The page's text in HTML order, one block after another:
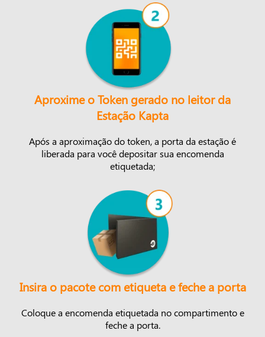
Aproxime o Token gerado no leitor da
Estação Kapta
Após a aproximação do token, a porta da estação é
liberada para você depositar sua encomenda
etiquetada;
Insira o pacote com etiqueta e feche a porta
Coloque a encomenda etiquetada no compartimento e
feche a porta.